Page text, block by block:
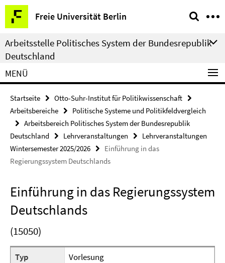
Springe
direkt
zu
Inhalt
Freie Universität Berlin
Service-
Navigation
Arbeitsstelle Politisches System der Bundesrepublik
Deutschland
MENÜ
Startseite
Otto-Suhr-Institut für Politikwissenschaft
Arbeitsbereiche
Politische Systeme und Politikfeldvergleich
Arbeitsbereich Politisches System der Bundesrepublik
Deutschland
Lehrveranstaltungen
Lehrveranstaltungen
Wintersemester 2025/2026
Einführung in das
Regierungssystem Deutschlands
Einführung in das Regierungssystem
Deutschlands
(15050)
Typ
Vorlesung